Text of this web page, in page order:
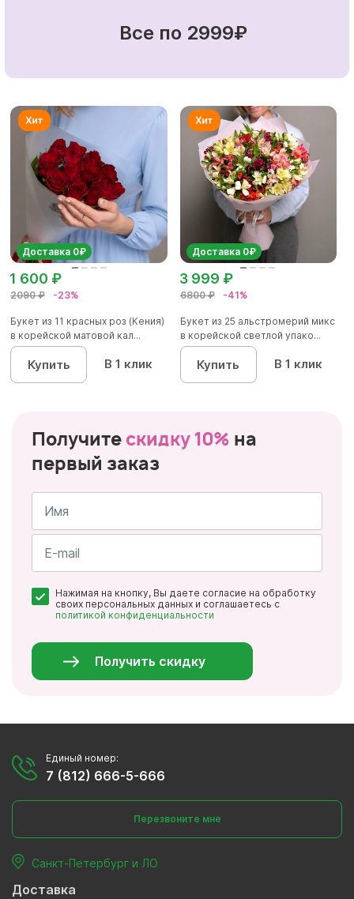
Все по 2999₽
Доставка 0₽
2090 ₽ -23%
1 600 ₽
Букет из 11 красных роз (Кения)
в корейской матовой кал...
Купить В 1 клик
Доставка 0₽
6800 ₽ -41%
3 999 ₽
Букет из 25 альстромерий микс
в корейской светлой упако...
Купить В 1 клик
Получите скидку 10% на
первый заказ
Имя
*
Нажимая на кнопку, Вы даете согласие на обработку
своих персональных данных и соглашаетесь с
политикой конфиденциальности
Получить скидку
Единый номер:
7 (812) 666-5-666
Перезвоните мне
Санкт-Петербург и ЛО
Доставка